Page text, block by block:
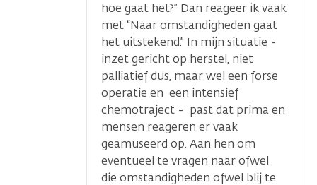
hoe gaat het?” Dan reageer ik vaak
met “Naar omstandigheden gaat
het uitstekend.” In mijn situatie -
inzet gericht op herstel, niet
palliatief dus, maar wel een forse
operatie en een intensief
chemotraject - past dat prima en
mensen reageren er vaak
geamuseerd op. Aan hen om
eventueel te vragen naar ofwel
die omstandigheden ofwel blij te